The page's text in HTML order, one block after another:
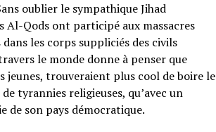
oublier le sympathique Jihad
Al-Qods ont participé aux massacres
les corps suppliciés des civils
le monde donne à penser que
trouveraient plus cool de boire le
tyrannies religieuses, qu’avec un
de son pays démocratique.